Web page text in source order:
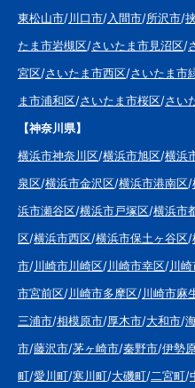
東松山市/川口市/入間市/所沢市/
たま市岩槻区/さいたま市見沼区/
宮区/さいたま市西区/さいたま市
ま市浦和区/さいたま市桜区/さい
【神奈川県】
横浜市神奈川区/横浜市旭区/横浜
泉区/横浜市金沢区/横浜市港南区/
浜市瀬谷区/横浜市戸塚区/横浜市
区/横浜市西区/横浜市保土ヶ谷区/
市/川崎市川崎区/川崎市幸区/川
市宮前区/川崎市多摩区/川崎市麻
三浦市/相模原市/厚木市/大和市/
市/藤沢市/茅ヶ崎市/秦野市/伊勢
町/愛川町/寒川町/大磯町/二宮町/